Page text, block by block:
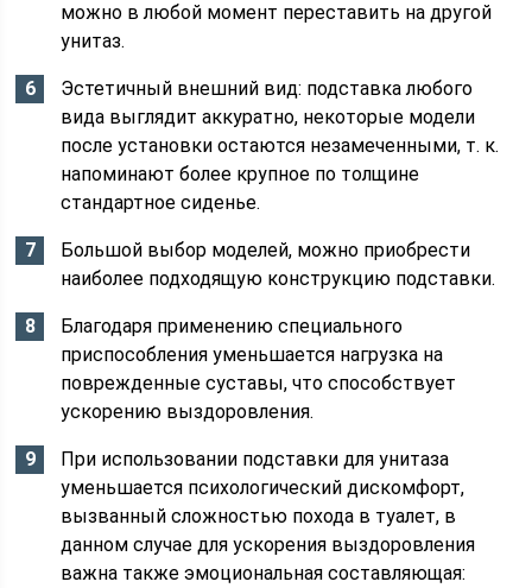
можно в любой момент переставить на другой
унитаз.
Эстетичный внешний вид: подставка любого
вида выглядит аккуратно, некоторые модели
после установки остаются незамеченными, т. к.
напоминают более крупное по толщине
стандартное сиденье.
Большой выбор моделей, можно приобрести
наиболее подходящую конструкцию подставки.
Благодаря применению специального
приспособления уменьшается нагрузка на
поврежденные суставы, что способствует
ускорению выздоровления.
При использовании подставки для унитаза
уменьшается психологический дискомфорт,
вызванный сложностью похода в туалет, в
данном случае для ускорения выздоровления
важна также эмоциональная составляющая: